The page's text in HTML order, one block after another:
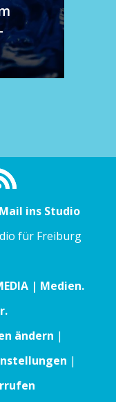
Mail ins Studio
für Freiburg
| Medien.
ändern |
|